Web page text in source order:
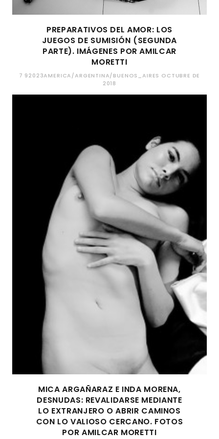
PREPARATIVOS DEL AMOR: LOS
JUEGOS DE SUMISIÓN (SEGUNDA
PARTE). IMÁGENES POR AMILCAR
MORETTI
7 92023AMERICA/ARGENTINA/BUENOS_AIRES OCTUBRE DE
2018
MICA ARGAÑARAZ E INDA MORENA,
DESNUDAS: REVALIDARSE MEDIANTE
LO EXTRANJERO O ABRIR CAMINOS
CON LO VALIOSO CERCANO. FOTOS
POR AMILCAR MORETTI